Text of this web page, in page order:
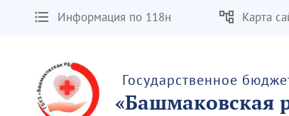
Информация по 118н Карта
Государственное
«Башмаковская